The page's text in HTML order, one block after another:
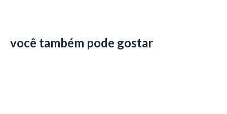
você também pode gostar